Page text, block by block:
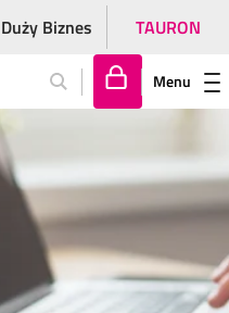
Duży Biznes TAURON
lo
gu
j
Menu